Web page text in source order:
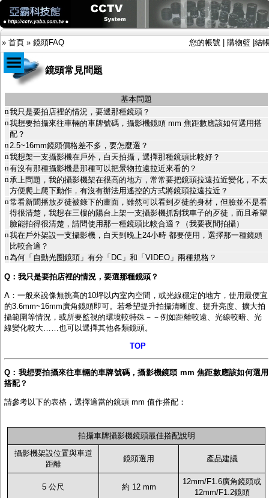
» 首頁 » 鏡頭FAQ 您的帳號 購物籃 結
限時促銷特惠專案
IP網路攝影機及錄放影機
AHD DVR數位錄放影機
AHD半球型(適用屋內)
AHD中小型紅外線攝影機(適用騎樓、室內外)
AHD防護罩型攝影機(適用屋外，紅外線照射
距離遠）
AHD特殊功能型攝影機
旋轉型攝影機.旋轉台
傳統高解析攝影機
鏡頭
投光設備
防護罩及支架
多路攝影機單軸傳輸
監聽器.麥克風
視訊轉換設備
雙絞線傳輸器
雜訊改善器
分配放大器
懶人線.同軸線.花線
線頭.插座.延長線.HDMI線
集線盒.防水盒.配線盒
變壓器.避雷器
行車紀錄器.車用插座配件
電腦工業機殼
客訂商品
鏡頭常見問題
基本問題
n我只是要拍店裡的情況，要選那種鏡頭？
n我想要拍攝來往車輛的車牌號碼，攝影機鏡頭 mm 焦距數應該如何選用搭
配？
n 2.5~16mm鏡頭價格差不多，要怎麼選？
n我想架一支攝影機在戶外，白天拍攝，選擇那種鏡頭比較好？
n有沒有那種攝影機是那種可以把景物拉遠拉近來看的？
n承上問題，我的攝影機架在很高的地方，常常要把鏡頭拉遠拉近變化，不太
方便爬上爬下動作，有沒有辦法用遙控的方式將鏡頭拉遠拉近？
n常看新聞播放歹徒被錄下的畫面，雖然可以看到歹徒的身材，但臉並不是看
得很清楚，我想在三樓的陽台上架一支攝影機抓刮我車子的歹徒，而且希望
臉能拍得很清楚，請問使用那一種鏡頭比較合適？（我要夜間拍攝）
n我在戶外架設一支攝影機，白天到晚上24小時 都要使用，選擇那一種鏡頭
比較合適？
n為何「自動光圈鏡頭」有分「DC」和「VIDEO」兩種規格？
Q：我只是要拍店裡的情況，要選那種鏡頭？
A：一般來說像無挑高的10坪以內室內空間，或光線穩定的地方，使用最便宜
的3.6mm~16mm廣角鏡頭即可。若希望提升拍攝清晰度、提升亮度、擴大拍
攝範圍等情況，或所要監視的環境較特殊－－例如距離較遠、光線較暗、光
線變化較大……也可以選擇其他各類鏡頭。
TOP
Q：我想要拍攝來往車輛的車牌號碼，攝影機鏡頭 mm 焦距數應該如何選用
搭配？
請參考以下的表格，選擇適當的鏡頭 mm 值作搭配 ：
拍攝車牌攝影機鏡頭最佳搭配說明
攝影機架設位置與車道
距離
鏡頭選用 產品建議
5 公尺 約 12 mm
12mm/F1.6廣角鏡頭或
12mm/F1.2鏡頭